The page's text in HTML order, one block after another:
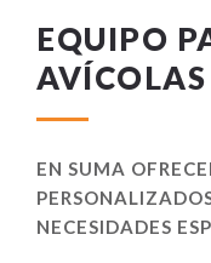
EQUIPO
AVÍCOLAS
EN SUMA
NECESIDADES